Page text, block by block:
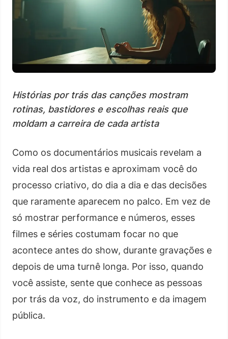
Histórias por trás das canções mostram
rotinas, bastidores e escolhas reais que
moldam a carreira de cada artista
Como os documentários musicais revelam a
vida real dos artistas e aproximam você do
processo criativo, do dia a dia e das decisões
que raramente aparecem no palco. Em vez de
só mostrar performance e números, esses
filmes e séries costumam focar no que
acontece antes do show, durante gravações e
depois de uma turnê longa. Por isso, quando
você assiste, sente que conhece as pessoas
por trás da voz, do instrumento e da imagem
pública.